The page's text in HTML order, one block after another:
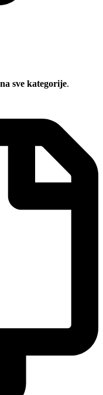
sve kategorije.